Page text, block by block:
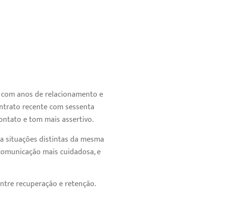
anos de relacionamento e
recente com sessenta
e tom mais assertivo.
situações distintas da mesma
mais cuidadosa, e
recuperação e retenção.